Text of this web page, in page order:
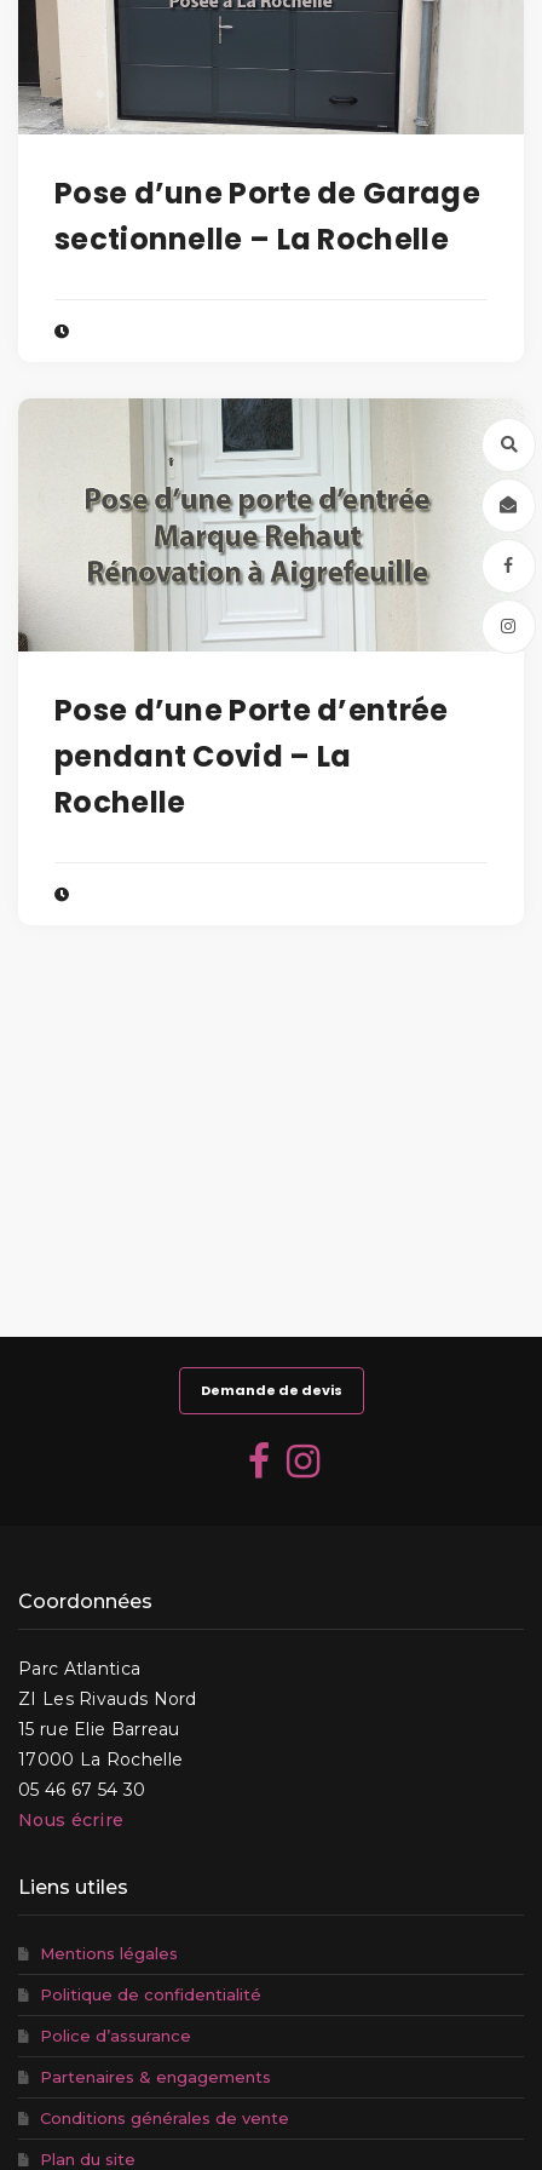
Pose d’une Porte de Garage
sectionnelle – La Rochelle
Pose d’une Porte d’entrée
pendant Covid – La
Rochelle
Demande de devis
Coordonnées
Parc Atlantica
ZI Les Rivauds Nord
15 rue Elie Barreau
17000 La Rochelle
05 46 67 54 30
Nous écrire
Liens utiles
Mentions légales
Politique de confidentialité
Police d’assurance
Partenaires & engagements
Conditions générales de vente
Plan du site